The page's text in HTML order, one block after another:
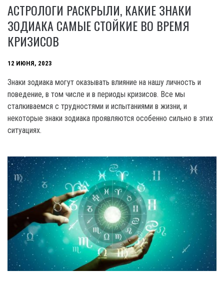
АСТРОЛОГИ РАСКРЫЛИ, КАКИЕ ЗНАКИ
ЗОДИАКА САМЫЕ СТОЙКИЕ ВО ВРЕМЯ
КРИЗИСОВ
12 ИЮНЯ, 2023
Знаки зодиака могут оказывать влияние на нашу личность и
поведение, в том числе и в периоды кризисов. Все мы
сталкиваемся с трудностями и испытаниями в жизни, и
некоторые знаки зодиака проявляются особенно сильно в этих
ситуациях.